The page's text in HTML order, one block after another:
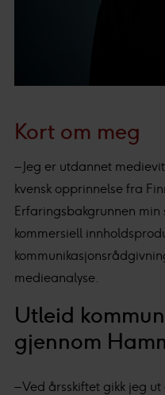
Kort om meg
– Jeg er utdannet
kvensk opprinnelse fra
Erfaringsbakgrunnen min
kommersiell
medieanalyse.
Utleid
gjennom
– Ved årsskiftet gikk jeg